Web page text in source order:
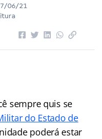
06/21
sempre quis se
do Estado de
poderá estar